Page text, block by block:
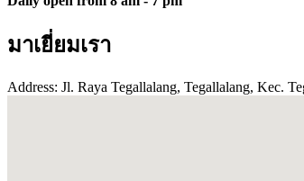
มาเยี่ยมเรา
Address: Jl. Raya Tegallalang, Tegallalang, Kec.